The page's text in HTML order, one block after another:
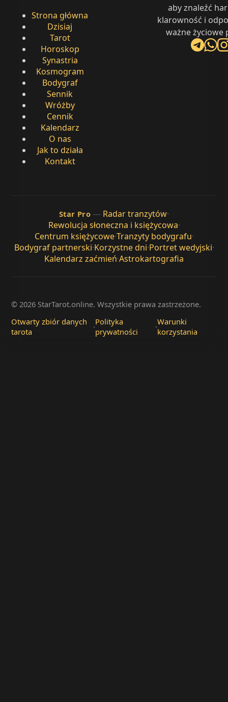
Strona główna
Dzisiaj
Tarot
Horoskop
Synastria
Kosmogram
Bodygraf
Sennik
Wróżby
Cennik
Kalendarz
O nas
Jak to działa
Kontakt
aby znaleźć
klarowność i
ważne życiowe
Star Pro — Radar tranzytów·
Rewolucja słoneczna i księżycowa·
Centrum księżycowe·Tranzyty bodygrafu·
Bodygraf partnerski·Korzystne dni·Portret wedyjski·
Kalendarz zaćmień·Astrokartografia
© 2026 StarTarot.online. Wszystkie prawa zastrzeżone.
Otwarty zbiór danych
tarota
·Polityka
prywatności
·Warunki
korzystania